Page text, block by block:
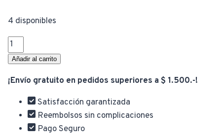
4 disponibles
Kit
Para
Mojito
Caipirinha
Añadir al carrito
¡Envío gratuito en pedidos superiores a $ 1.500.-!
Satisfacción garantizada
Reembolsos sin complicaciones
Pago Seguro